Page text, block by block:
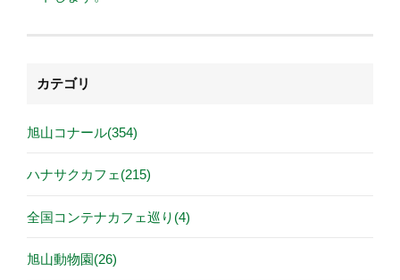
カテゴリ
旭山コナール(354)
ハナサクカフェ(215)
全国コンテナカフェ巡り(4)
旭山動物園(26)